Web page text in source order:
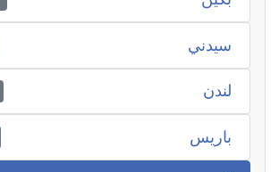
سيدني
لندن
باريس